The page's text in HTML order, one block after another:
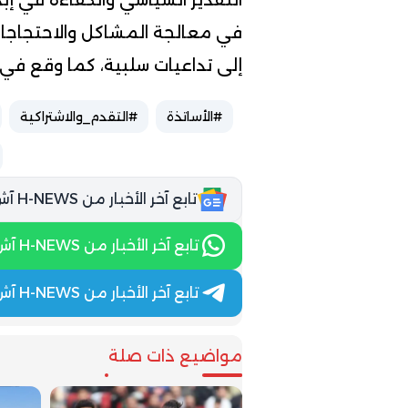
في معالجة المشاكل
إلى تداعيات سلبية، كما وقع
#الأساتذة #التقدم_والاشتراكية
تابع آخر الأخبار من H-NEWS آش نيوز عبر Google News
تابع آخر الأخبار من H-NEWS آش نيوز عبر WhatsApp
تابع آخر الأخبار من H-NEWS آش نيوز عبر Telegram
مواضيع ذات صلة